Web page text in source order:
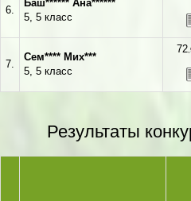
6.
Баш****** Ана******
5, 5 класс
7.
Сем**** Мих***
5, 5 класс
72
Результаты